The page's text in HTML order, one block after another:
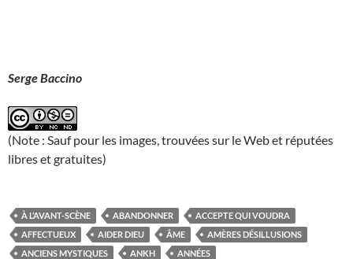
Serge Baccino
(Note : Sauf pour les images, trouvées sur le Web et réputées
libres et gratuites)
À L’AVANT-SCÈNE ABANDONNER
ACCEPTE QUI VOUDRA
AFFECTUEUX
AIDER DIEU ÂME
AMÈRES DÉSILLUSIONS
ANCIENS MYSTIQUES
ANKH
ANNÉES